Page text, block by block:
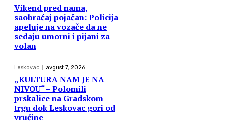
Vikend pred nama,
saobraćaj pojačan: Policija
apeluje na vozače da ne
sedaju umorni i pijani za
volan
Leskovac avgust 7, 2026
„KULTURA NAM JE NA
NIVOU“ – Polomili
prskalice na Gradskom
trgu dok Leskovac gori od
vrućine